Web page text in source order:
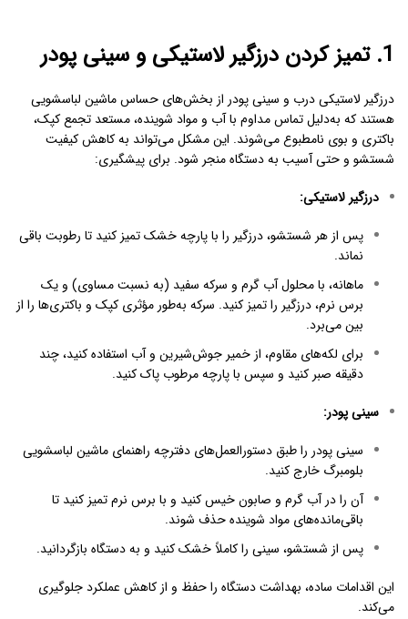
1. تمیز کردن درزگیر لاستیکی و سینی پودر
درزگیر لاستیکی درب و سینی پودر از بخش‌های حساس ماشین لباسشویی
هستند که به‌دلیل تماس مداوم با آب و مواد شوینده، مستعد تجمع کپک،
باکتری و بوی نامطبوع می‌شوند. این مشکل می‌تواند به کاهش کیفیت
شستشو و حتی آسیب به دستگاه منجر شود. برای پیشگیری:
درزگیر لاستیکی:
پس از هر شستشو، درزگیر را با پارچه خشک تمیز کنید تا رطوبت باقی
نماند.
ماهانه، با محلول آب گرم و سرکه سفید (به نسبت مساوی) و یک
برس نرم، درزگیر را تمیز کنید. سرکه به‌طور مؤثری کپک و باکتری‌ها را از
بین می‌برد.
برای لکه‌های مقاوم، از خمیر جوش‌شیرین و آب استفاده کنید، چند
دقیقه صبر کنید و سپس با پارچه مرطوب پاک کنید.
سینی پودر:
سینی پودر را طبق دستورالعمل‌های دفترچه راهنمای ماشین لباسشویی
بلومبرگ خارج کنید.
آن را در آب گرم و صابون خیس کنید و با برس نرم تمیز کنید تا
باقی‌مانده‌های مواد شوینده حذف شوند.
پس از شستشو، سینی را کاملاً خشک کنید و به دستگاه بازگردانید.
این اقدامات ساده، بهداشت دستگاه را حفظ و از کاهش عملکرد جلوگیری
می‌کند.